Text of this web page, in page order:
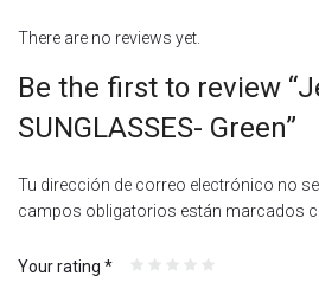
There are no reviews yet.
Be the first to review
SUNGLASSES- Green”
Tu dirección de correo electrónico no
campos obligatorios están marcados
Your rating *